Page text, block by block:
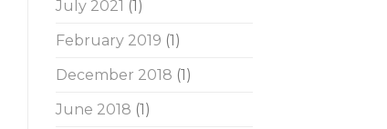
July 2021 (1)
February 2019 (1)
December 2018 (1)
June 2018 (1)